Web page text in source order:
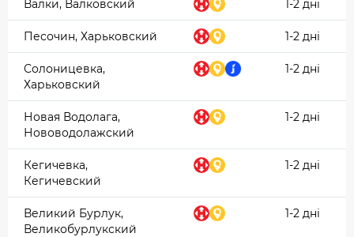
Валки, Валковский 1-2 дні
Песочин, Харьковский 1-2 дні
Солоницевка,
Харьковский
1-2 дні
Новая Водолага,
Нововодолажский
1-2 дні
Кегичевка,
Кегичевский
1-2 дні
Великий Бурлук,
Великобурлукский
1-2 дні